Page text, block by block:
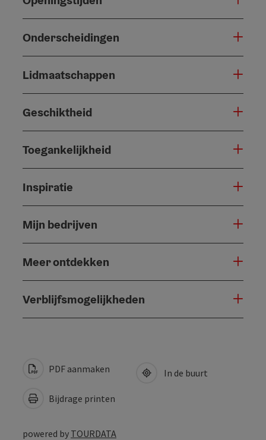
Onderscheidingen
Lidmaatschappen
Geschiktheid
Toegankelijkheid
Inspiratie
Mijn bedrijven
Meer ontdekken
Verblijfsmogelijkheden
PDF aanmaken
Bijdrage printen
In de buurt
powered by TOURDATA